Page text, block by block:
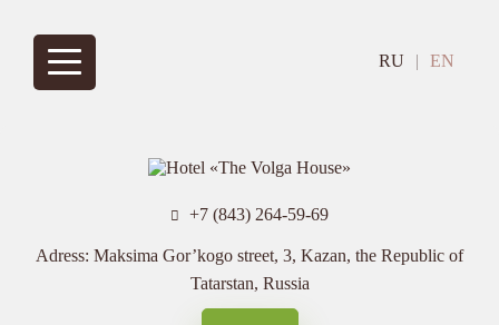
content
Основная
навигация
RU EN
 +7 (843) 264-59-69
Adress: Maksima Gor’kogo street, 3, Kazan, the Republic of
Tatarstan, Russia